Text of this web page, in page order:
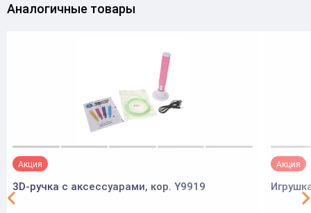
Аналогичные товары
Акция
3D-ручка с аксессуарами, кор. Y9919
Акция